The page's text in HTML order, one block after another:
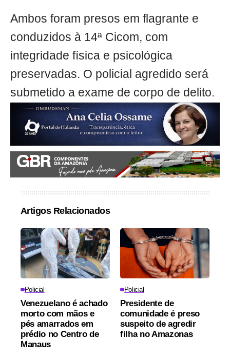
Ambos foram presos em flagrante e
conduzidos à 14ª Cicom, com
integridade física e psicológica
preservadas. O policial agredido será
submetido a exame de corpo de delito.
Artigos Relacionados
Policial
Venezuelano é achado
morto com mãos e
pés amarrados em
prédio no Centro de
Manaus
Policial
Presidente de
comunidade é preso
suspeito de agredir
filha no Amazonas